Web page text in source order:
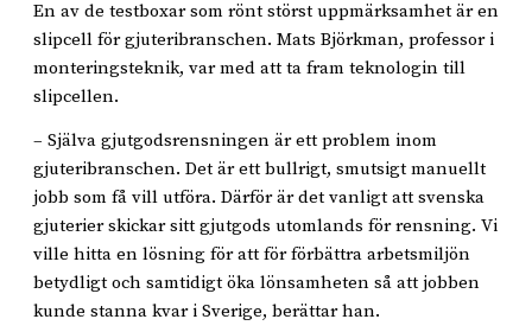
En av de testboxar som rönt störst uppmärksamhet är en
slipcell för gjuteribranschen. Mats Björkman, professor i
monteringsteknik, var med att ta fram teknologin till
slipcellen.
– Själva gjutgodsrensningen är ett problem inom
gjuteribranschen. Det är ett bullrigt, smutsigt manuellt
jobb som få vill utföra. Därför är det vanligt att svenska
gjuterier skickar sitt gjutgods utomlands för rensning. Vi
ville hitta en lösning för att för förbättra arbetsmiljön
betydligt och samtidigt öka lönsamheten så att jobben
kunde stanna kvar i Sverige, berättar han.